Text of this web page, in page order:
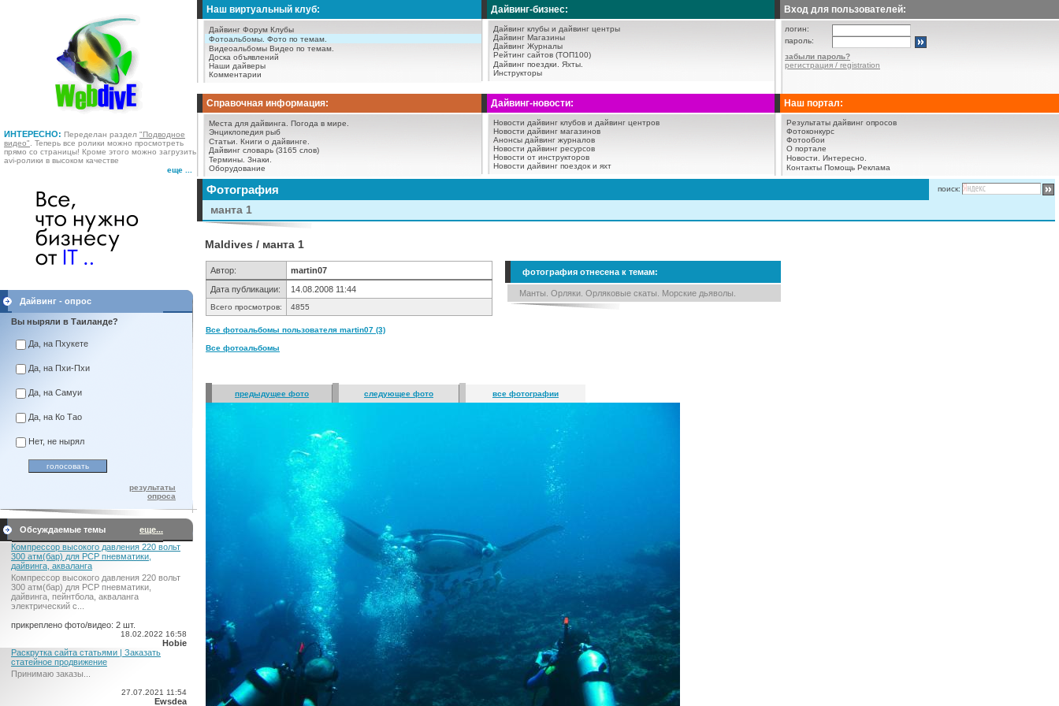
ИНТЕРЕСНО: Переделан раздел "Подводное
видео" . Теперь все ролики можно просмотреть
прямо со страницы! Кроме этого можно загрузить
avi-ролики в высоком качестве
еще ...
Наш виртуальный клуб:
Дайвинг Форум Клубы
Фотоальбомы. Фото по темам.
Видеоальбомы Видео по темам.
Доска объявлений
Наши дайверы
Комментарии
Дайвинг-бизнес:
Дайвинг клубы и дайвинг центры
Дайвинг Магазины
Дайвинг Журналы
Рейтинг сайтов (ТОП100)
Дайвинг поездки.
Яхты.
Инструкторы
Вход для пользователей:
логин:
пароль:
забыли пароль?
регистрация / registration
Справочная информация:
Места для дайвинга.
Погода в мире.
Энциклопедия рыб
Статьи.
Книги о дайвинге.
Дайвинг словарь (3165 слов)
Термины. Знаки.
Оборудование
Дайвинг-новости:
Новости дайвинг клубов и дайвинг центров
Новости дайвинг магазинов
Анонсы дайвинг журналов
Новости дайвинг ресурсов
Новости от инструкторов
Новости дайвинг поездок и яхт
Наш портал:
Результаты дайвинг опросов
Фотоконкурс
Фотообои
О портале
Новости.
Интересно.
Контакты Помощь Реклама
Дайвинг - опрос
Вы ныряли в Таиланде?
Да, на Пхукете
Да, на Пхи-Пхи
Да, на Самуи
Да, на Ко Тао
Нет, не нырял
результаты
опроса
Обсуждаемые темы
еще...
Компрессор высокого давления 220 вольт
300 атм(бар) для PCP пневматики,
дайвинга, акваланга
Компрессор высокого давления 220 вольт
300 атм(бар) для PCP пневматики,
дайвинга, пейнтбола, акваланга
электрический c...
прикреплено фото/видео: 2 шт.
18.02.2022 16:58
Hobie
Раскрутка сайта статьями | Заказать
статейное продвижение
Принимаю заказы...
27.07.2021 11:54
Ewsdea
Фотография поиск:
манта 1
Maldives / манта 1
Автор:
martin07
Дата публикации:
14.08.2008 11:44
Всего просмотров: 4855
Все фотоальбомы пользователя martin07 (3)
Все фотоальбомы
фотография отнесена к темам:
Манты. Орляки. Орляковые скаты. Морские дьяволы.
предыдущее фото следующее фото все фотографии